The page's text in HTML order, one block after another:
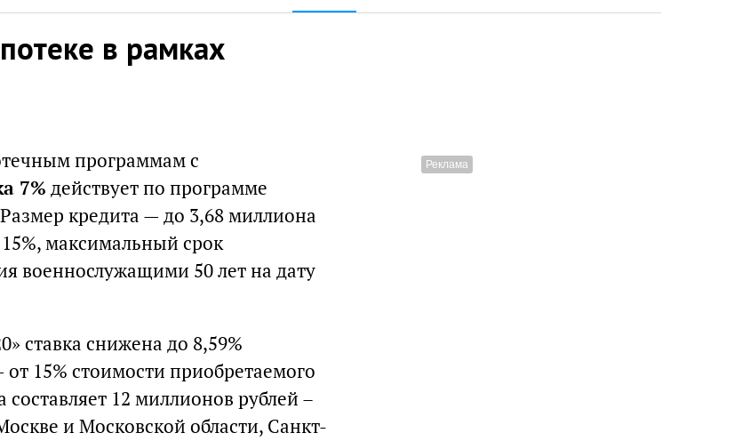
в рамках
программам с
7% действует по программе
кредита — до 3,68 миллиона
максимальный срок
военнослужащими 50 лет на дату
ставка снижена до 8,59%
15% стоимости приобретаемого
12 миллионов рублей –
и Московской области, Санкт-